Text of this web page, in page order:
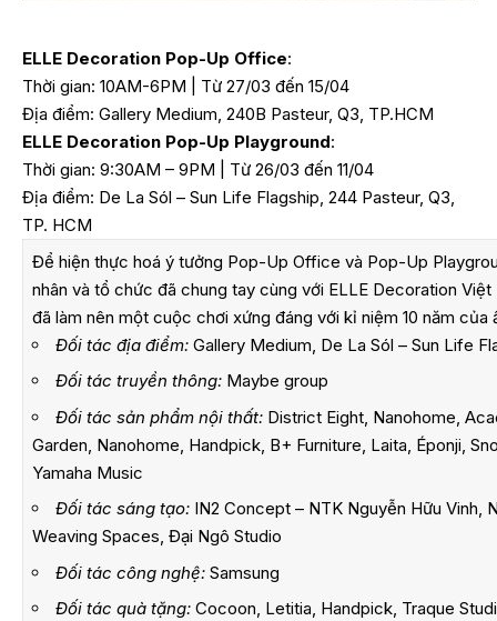
ELLE Decoration Pop-Up Office:
Thời gian: 10AM-6PM | Từ 27/03 đến 15/04
Địa điểm: Gallery Medium, 240B Pasteur, Q3, TP.HCM
ELLE Decoration Pop-Up Playground:
Thời gian: 9:30AM – 9PM | Từ 26/03 đến 11/04
Địa điểm: De La Sól – Sun Life Flagship, 244 Pasteur, Q3,
TP. HCM
Để hiện thực hoá ý tưởng Pop-Up Office và Pop-Up
nhân và tổ chức đã chung tay cùng với ELLE Decoration
đã làm nên một cuộc chơi xứng đáng với kỉ niệm 10 năm của
Đối tác địa điểm:Gallery Medium, De La Sól – Sun Life
Đối tác truyền thông:Maybe group
Đối tác sản phẩm nội thất:District Eight, Nanohome,
Garden, Nanohome, Handpick, B+ Furniture, Laita, Éponji,
Yamaha Music
Đối tác sáng tạo:IN2 Concept – NTK Nguyễn Hữu Vinh,
Weaving Spaces, Đại Ngô Studio
Đối tác công nghệ:Samsung
Đối tác quà tặng:Cocoon, Letitia, Handpick, Traque